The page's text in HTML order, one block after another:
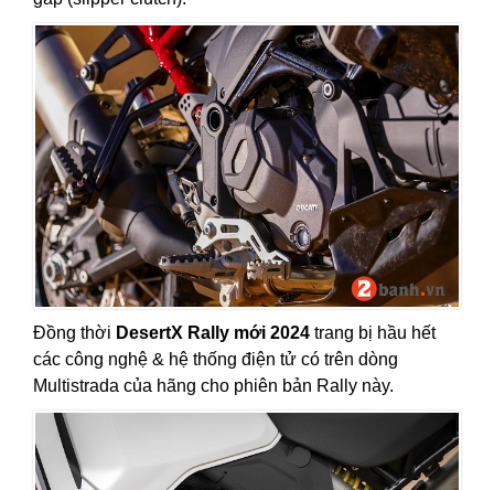
Đồng thời DesertX Rally mới 2024 trang bị hầu hết
các công nghệ & hệ thống điện tử có trên dòng
Multistrada của hãng cho phiên bản Rally này.